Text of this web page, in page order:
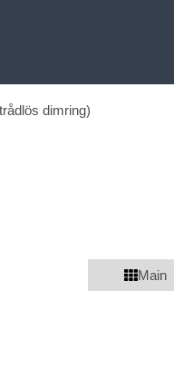
dimring)
Main